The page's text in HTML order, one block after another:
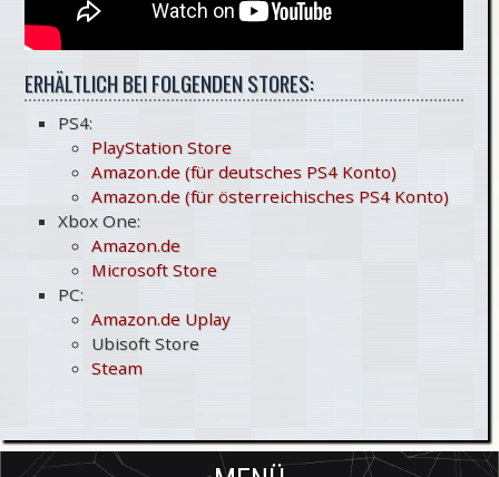
ERHÄLTLICH BEI FOLGENDEN STORES:
PS4:
PlayStation Store
Amazon.de (für deutsches PS4 Konto)
Amazon.de (für österreichisches PS4 Konto)
Xbox One:
Amazon.de
Microsoft Store
PC:
Amazon.de Uplay
Ubisoft Store
Steam